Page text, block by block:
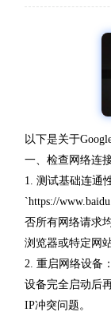
以下是关于
一、检查网络连
1. 测试基础连通
`https://
否所有网络请求
浏览器或特定网
2. 重启网络设备
设备完全启动后
IP冲突问题。